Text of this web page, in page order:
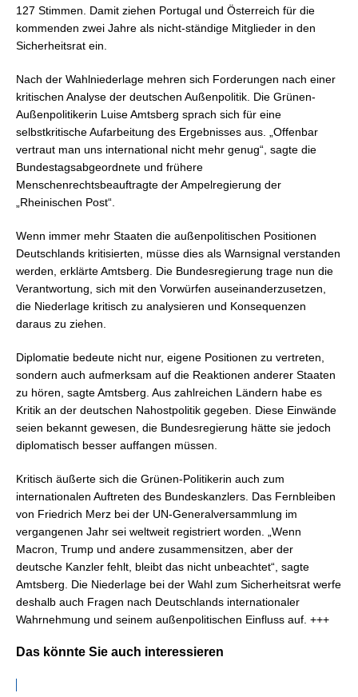
127 Stimmen. Damit ziehen Portugal und Österreich für die
kommenden zwei Jahre als nicht-ständige Mitglieder in den
Sicherheitsrat ein.
Nach der Wahlniederlage mehren sich Forderungen nach einer
kritischen Analyse der deutschen Außenpolitik. Die Grünen-
Außenpolitikerin Luise Amtsberg sprach sich für eine
selbstkritische Aufarbeitung des Ergebnisses aus. „Offenbar
vertraut man uns international nicht mehr genug“, sagte die
Bundestagsabgeordnete und frühere
Menschenrechtsbeauftragte der Ampelregierung der
„Rheinischen Post“.
Wenn immer mehr Staaten die außenpolitischen Positionen
Deutschlands kritisierten, müsse dies als Warnsignal verstanden
werden, erklärte Amtsberg. Die Bundesregierung trage nun die
Verantwortung, sich mit den Vorwürfen auseinanderzusetzen,
die Niederlage kritisch zu analysieren und Konsequenzen
daraus zu ziehen.
Diplomatie bedeute nicht nur, eigene Positionen zu vertreten,
sondern auch aufmerksam auf die Reaktionen anderer Staaten
zu hören, sagte Amtsberg. Aus zahlreichen Ländern habe es
Kritik an der deutschen Nahostpolitik gegeben. Diese Einwände
seien bekannt gewesen, die Bundesregierung hätte sie jedoch
diplomatisch besser auffangen müssen.
Kritisch äußerte sich die Grünen-Politikerin auch zum
internationalen Auftreten des Bundeskanzlers. Das Fernbleiben
von Friedrich Merz bei der UN-Generalversammlung im
vergangenen Jahr sei weltweit registriert worden. „Wenn
Macron, Trump und andere zusammensitzen, aber der
deutsche Kanzler fehlt, bleibt das nicht unbeachtet“, sagte
Amtsberg. Die Niederlage bei der Wahl zum Sicherheitsrat werfe
deshalb auch Fragen nach Deutschlands internationaler
Wahrnehmung und seinem außenpolitischen Einfluss auf. +++
Das könnte Sie auch interessieren